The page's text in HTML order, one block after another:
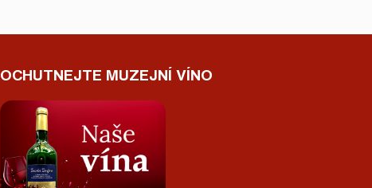
OCHUTNEJTE MUZEJNÍ VÍNO